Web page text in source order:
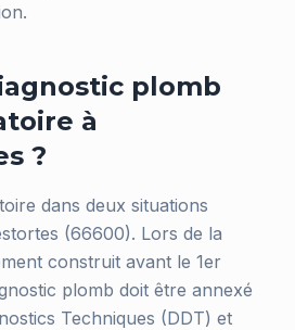
plomb
à
?
dans deux situations
(66600). Lors de la
construit avant le 1er
plomb doit être annexé
Techniques (DDT) et